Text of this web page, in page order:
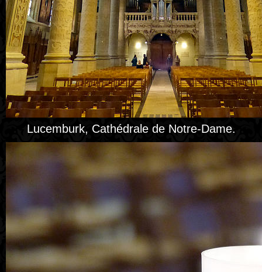
Lucemburk, Cathédrale de Notre-Dame.